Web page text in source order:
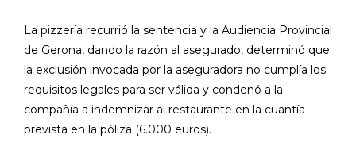
La pizzería recurrió la sentencia y la Audiencia Provincial
de Gerona, dando la razón al asegurado, determinó que
la exclusión invocada por la aseguradora no cumplía los
requisitos legales para ser válida y condenó a la
compañía a indemnizar al restaurante en la cuantía
prevista en la póliza (6.000 euros).